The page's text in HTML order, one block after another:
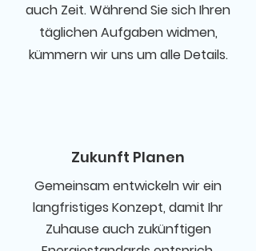
auch Zeit. Während Sie sich Ihren
täglichen Aufgaben widmen,
kümmern wir uns um alle Details.
Zukunft Planen
Gemeinsam entwickeln wir ein
langfristiges Konzept, damit Ihr
Zuhause auch zukünftigen